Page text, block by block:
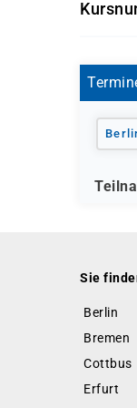
Sie
Berlin
Bremen
Cottbus
Erfurt